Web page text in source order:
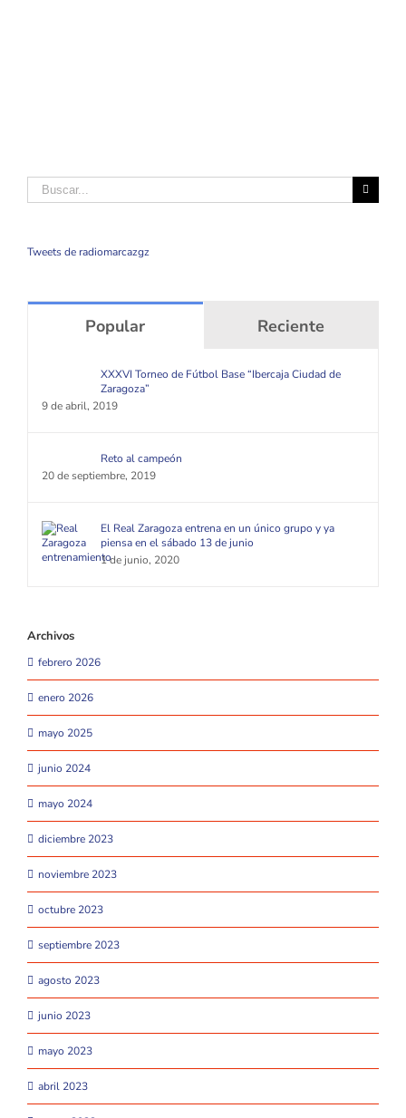
Buscar
Tweets de radiomarcazgz
Popular Reciente
XXXVI Torneo de Fútbol Base “Ibercaja Ciudad de
Zaragoza”
9 de abril, 2019
Reto al campeón
20 de septiembre, 2019
El Real Zaragoza entrena en un único grupo y ya
piensa en el sábado 13 de junio
1 de junio, 2020
Archivos
febrero 2026
enero 2026
mayo 2025
junio 2024
mayo 2024
diciembre 2023
noviembre 2023
octubre 2023
septiembre 2023
agosto 2023
junio 2023
mayo 2023
abril 2023